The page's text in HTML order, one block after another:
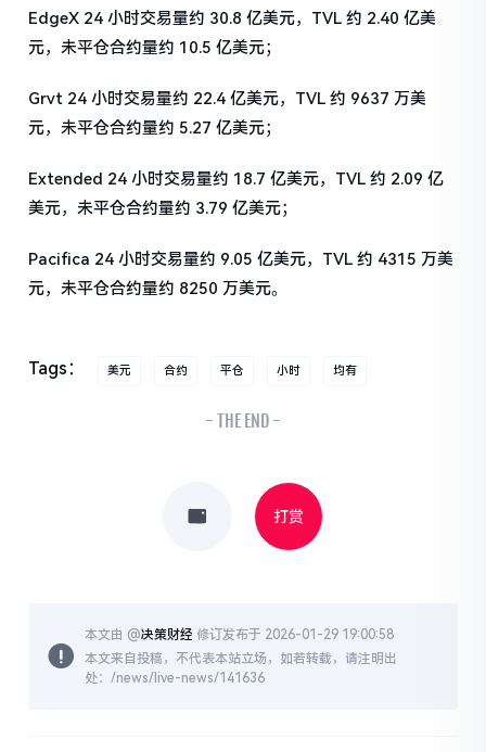
EdgeX 24 小时交易量约 30.8 亿美元，TVL 约 2.40 亿美
元，未平仓合约量约 10.5 亿美元；
Grvt 24 小时交易量约 22.4 亿美元，TVL 约 9637 万美
元，未平仓合约量约 5.27 亿美元；
Extended 24 小时交易量约 18.7 亿美元，TVL 约 2.09 亿
美元，未平仓合约量约 3.79 亿美元；
Pacifica 24 小时交易量约 9.05 亿美元，TVL 约 4315 万美
元，未平仓合约量约 8250 万美元。
Tags： 美元 合约 平仓 小时 均有
- THE END -
打赏
本文由 @决策财经 修订发布于 2026-01-29 19:00:58
本文来自投稿，不代表本站立场，如若转载，请注明出
处：/news/live-news/141636